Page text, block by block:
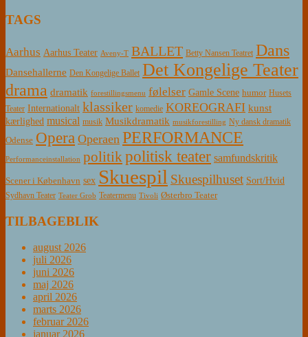
TAGS
Aarhus Aarhus Teater Aveny-T BALLET Betty Nansen Teatret Dans
Dansehallerne Den Kongelige Ballet Det Kongelige Teater
drama dramatik forestillingsmenu følelser Gamle Scene humor Husets
Teater Internationalt klassiker komedie KOREOGRAFI kunst
kærlighed musical musik Musikdramatik musikforestilling Ny dansk dramatik
Odense Opera Operaen PERFORMANCE
Performanceinstallation politikpolitisk teater samfundskritik
Scener i København sex Skuespil Skuespilhuset Sort/Hvid
Sydhavn Teater Teater Grob Teatermenu Tivoli Østerbro Teater
TILBAGEBLIK
august 2026
juli 2026
juni 2026
maj 2026
april 2026
marts 2026
februar 2026
januar 2026